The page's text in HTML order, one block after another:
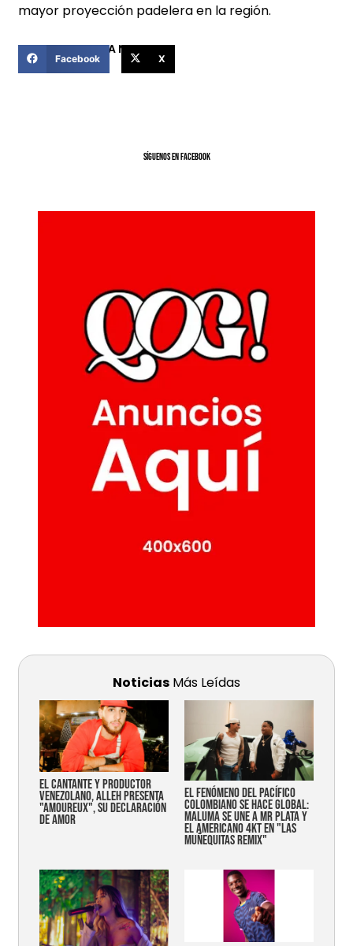
mayor proyección padelera en la región.
COMPARTIR ESTA NOTICIA
Facebook X
SíGUENOS EN FACEBOOK
Noticias Más Leídas
EL CANTANTE Y PRODUCTOR
VENEZOLANO, ALLEH PRESENTA
"AMOUREUX", SU DECLARACIÓN
DE AMOR
EL FENÓMENO DEL PACÍFICO
COLOMBIANO SE HACE GLOBAL:
MALUMA SE UNE A MR PLATA Y
EL AMERICANO 4KT EN "LAS
MUÑEQUITAS REMIX"